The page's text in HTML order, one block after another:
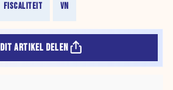
FISCALITEIT VN
DIT ARTIKEL DELEN